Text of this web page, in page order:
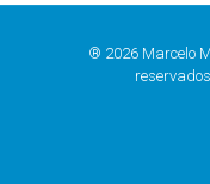
® 2026 Marcelo